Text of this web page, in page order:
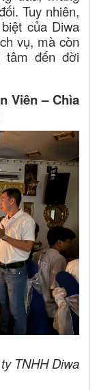
Tuy nhiên,
của Diwa
vụ, mà còn
tâm đến đời
Viên – Chìa
TNHH Diwa